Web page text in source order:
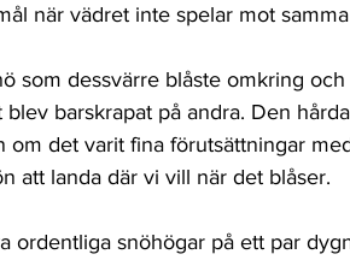
när vädret inte spelar mot
som dessvärre blåste omkring
barskrapat på andra. Den
om det varit fina förutsättningar
att landa där vi vill när det blåser.
ordentliga snöhögar på ett par